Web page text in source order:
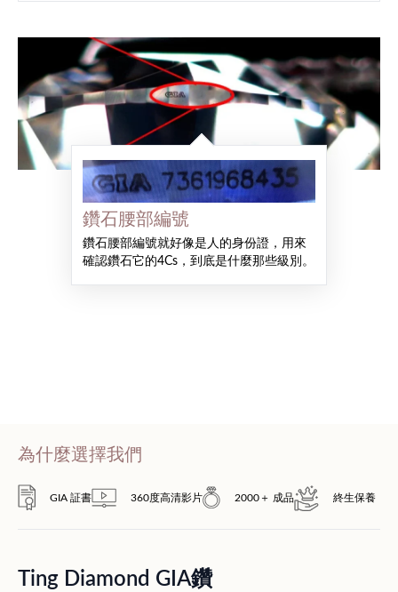
鑽石腰部編號
鑽石腰部編號就好像是人的身份證，用來
確認鑽石它的4Cs，到底是什麼那些級別。
為什麼選擇我們
GIA 証書 360度高清影片 2000＋ 成品 終生保養
Ting Diamond GIA鑽